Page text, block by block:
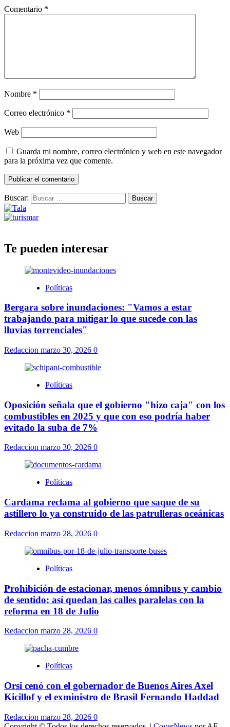
Comentario *
Nombre *
Correo electrónico *
Web
Guarda mi nombre, correo electrónico y web en este navegador
para la próxima vez que comente.
Buscar:
Te pueden interesar
Políticas
Bergara sobre inundaciones: "Vamos a estar
trabajando para mitigar lo que sucede con las
lluvias torrenciales"
Redaccion marzo 30, 2026 0
Políticas
Oposición señala que el gobierno "hizo caja" con los
combustibles en 2025 y que con eso podría haber
evitado la suba de 7%
Redaccion marzo 30, 2026 0
Políticas
Cardama reclama al gobierno que saque de su
astillero lo ya construido de las patrulleras oceánicas
Redaccion marzo 28, 2026 0
Políticas
Prohibición de estacionar, menos ómnibus y cambio
de sentido: así quedan las calles paralelas con la
reforma en 18 de Julio
Redaccion marzo 28, 2026 0
Políticas
Orsi cenó con el gobernador de Buenos Aires Axel
Kicillof y el exministro de Brasil Fernando Haddad
Redaccion marzo 28, 2026 0